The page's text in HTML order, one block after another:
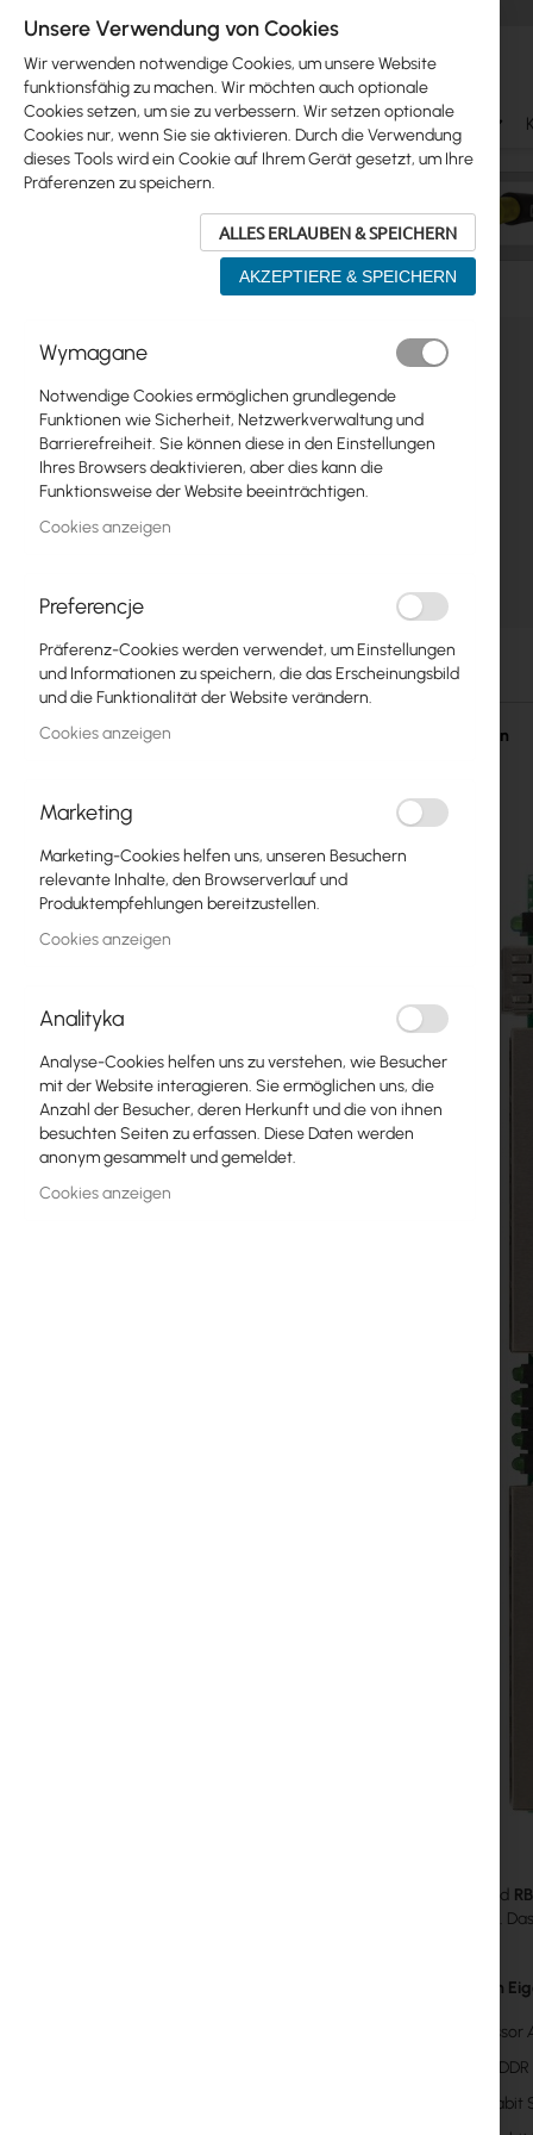
Ubiquiti Mikrotik WiFi & SOHO Antennas
Skip
product
list
Ubiquiti
Mikrotik
WiFi & SOHO
Antennas
Switch
Zugangspunkte
Koaxialkabel
Power Supply
GPON
LAN-Kabel
LAN-Router
MikroTik-Lizenzen
Überwachung, Smart Home IoT
Outdoor-WiFi-Geräte
Ende
Bildgalerie
springen
Zum
Anfang
der
Einzelheiten
RouterBoard
The Home).
Wichtigsten
Prozessor
64MB
1x Gigabit
Unsere Verwendung von Cookies
Wir verwenden notwendige Cookies, um unsere Website
funktionsfähig zu machen. Wir möchten auch optionale
Cookies setzen, um sie zu verbessern. Wir setzen optionale
Cookies nur, wenn Sie sie aktivieren. Durch die Verwendung
dieses Tools wird ein Cookie auf Ihrem Gerät gesetzt, um Ihre
Präferenzen zu speichern.
ALLES ERLAUBEN & SPEICHERN
AKZEPTIERE & SPEICHERN
Wymagane
Notwendige Cookies ermöglichen grundlegende
Funktionen wie Sicherheit, Netzwerkverwaltung und
Barrierefreiheit. Sie können diese in den Einstellungen
Ihres Browsers deaktivieren, aber dies kann die
Funktionsweise der Website beeinträchtigen.
Cookies anzeigen
Preferencje
Präferenz-Cookies werden verwendet, um Einstellungen
und Informationen zu speichern, die das Erscheinungsbild
und die Funktionalität der Website verändern.
Cookies anzeigen
Marketing
Marketing-Cookies helfen uns, unseren Besuchern
relevante Inhalte, den Browserverlauf und
Produktempfehlungen bereitzustellen.
Cookies anzeigen
Analityka
Analyse-Cookies helfen uns zu verstehen, wie Besucher
mit der Website interagieren. Sie ermöglichen uns, die
Anzahl der Besucher, deren Herkunft und die von ihnen
besuchten Seiten zu erfassen. Diese Daten werden
anonym gesammelt und gemeldet.
Cookies anzeigen